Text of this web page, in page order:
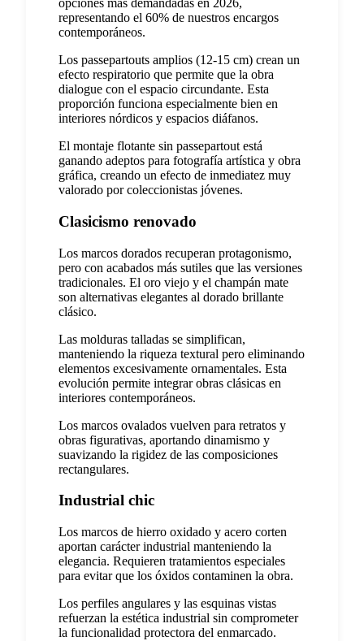
opciones más demandadas en 2026,
representando el 60% de nuestros encargos
contemporáneos.
Los passepartouts amplios (12-15 cm) crean un
efecto respiratorio que permite que la obra
dialogue con el espacio circundante. Esta
proporción funciona especialmente bien en
interiores nórdicos y espacios diáfanos.
El montaje flotante sin passepartout está
ganando adeptos para fotografía artística y obra
gráfica, creando un efecto de inmediatez muy
valorado por coleccionistas jóvenes.
Clasicismo renovado
Los marcos dorados recuperan protagonismo,
pero con acabados más sutiles que las versiones
tradicionales. El oro viejo y el champán mate
son alternativas elegantes al dorado brillante
clásico.
Las molduras talladas se simplifican,
manteniendo la riqueza textural pero eliminando
elementos excesivamente ornamentales. Esta
evolución permite integrar obras clásicas en
interiores contemporáneos.
Los marcos ovalados vuelven para retratos y
obras figurativas, aportando dinamismo y
suavizando la rigidez de las composiciones
rectangulares.
Industrial chic
Los marcos de hierro oxidado y acero corten
aportan carácter industrial manteniendo la
elegancia. Requieren tratamientos especiales
para evitar que los óxidos contaminen la obra.
Los perfiles angulares y las esquinas vistas
refuerzan la estética industrial sin comprometer
la funcionalidad protectora del enmarcado.